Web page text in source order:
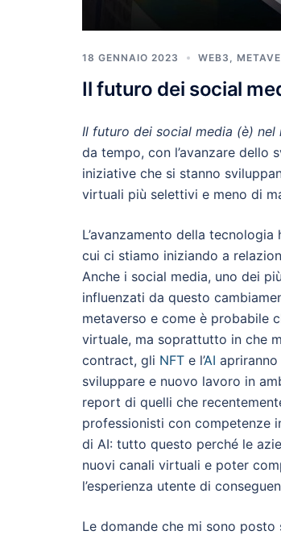
18 GENNAIO 2023 WEB3,
Il futuro dei social
Il futuro dei social media (è) nel
da tempo, con l’avanzare
iniziative che si stanno
virtuali più selettivi e meno di
L’avanzamento della
cui ci stiamo iniziando a
Anche i social media, uno dei
influenzati da questo
metaverso e come è probabile
virtuale, ma soprattutto in che
contract, gli NFT e l’AI
sviluppare e nuovo lavoro in
report di quelli che
professionisti con competenze
di AI: tutto questo perché le
nuovi canali virtuali e poter
l’esperienza utente di
Le domande che mi sono posto